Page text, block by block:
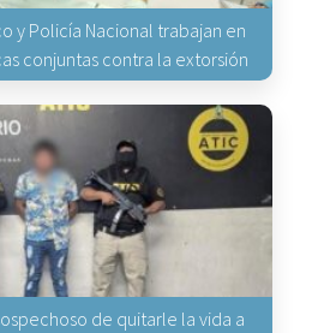
y Policía Nacional trabajan en
conjuntas contra la extorsión
de quitarle la vida a